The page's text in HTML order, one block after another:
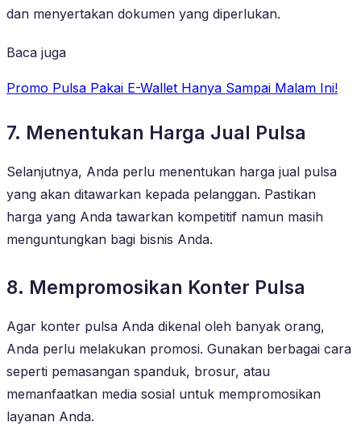
dan menyertakan dokumen yang diperlukan.
Baca juga
Promo Pulsa Pakai E-Wallet Hanya Sampai Malam Ini!
7. Menentukan Harga Jual Pulsa
Selanjutnya, Anda perlu menentukan harga jual pulsa
yang akan ditawarkan kepada pelanggan. Pastikan
harga yang Anda tawarkan kompetitif namun masih
menguntungkan bagi bisnis Anda.
8. Mempromosikan Konter Pulsa
Agar konter pulsa Anda dikenal oleh banyak orang,
Anda perlu melakukan promosi. Gunakan berbagai cara
seperti pemasangan spanduk, brosur, atau
memanfaatkan media sosial untuk mempromosikan
layanan Anda.